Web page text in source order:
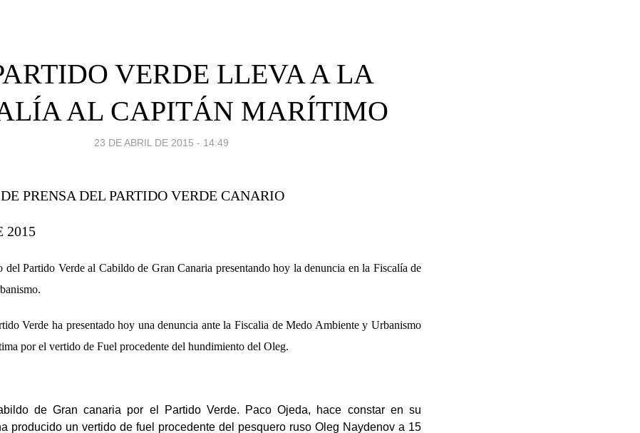
VERDE LLEVA A LA
AL CAPITÁN MARÍTIMO
23 DE ABRIL DE 2015 - 14:49
PRENSA DEL PARTIDO VERDE CANARIO
2015
del Partido Verde al Cabildo de Gran Canaria presentando hoy la denuncia en la Fiscalía de
Verde ha presentado hoy una denuncia ante la Fiscalia de Medo Ambiente y Urbanismo
por el vertido de Fuel procedente del hundimiento del Oleg.
de Gran canaria por el Partido Verde. Paco Ojeda, hace constar en su
producido un vertido de fuel procedente del pesquero ruso Oleg Naydenov a 15